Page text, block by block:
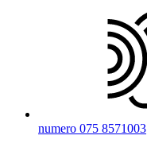
numero 075 8571003